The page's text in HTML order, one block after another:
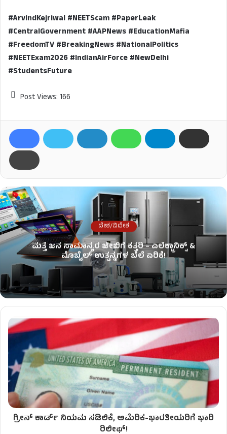
#ArvindKejriwal #NEETScam #PaperLeak
#CentralGovernment #AAPNews #EducationMafia
#FreedomTV #BreakingNews #NationalPolitics
#NEETExam2026 #IndianAirForce #NewDelhi
#StudentsFuture
Post Views: 166
ದೇಶ/ವಿದೇಶ
ಮತ್ತೆ ಜನ ಸಾಮಾನ್ಯರ ಜೇಬಿಗೆ ಕತ್ತರಿ – ಎಲೆಕ್ಟ್ರಾನಿಕ್ಸ್ &
ಮೊಬೈಲ್ ಉತ್ಪನ್ನಗಳ ಬೆಲೆ ಏರಿಕೆ!
ಗ್ರೀನ್ ಕಾರ್ಡ್ ನಿಯಮ ಸಡಿಲಿಕೆ, ಅಮೆರಿಕ-ಭಾರತೀಯರಿಗೆ ಭಾರಿ
ರಿಲೀಫ್!